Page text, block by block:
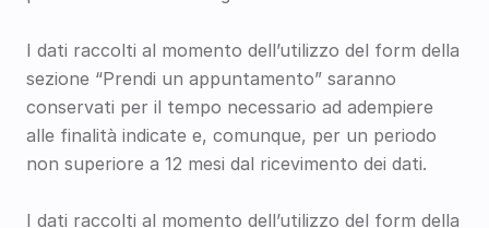
I dati raccolti al momento dell’utilizzo del form della
sezione “Prendi un appuntamento” saranno
conservati per il tempo necessario ad adempiere
alle finalità indicate e, comunque, per un periodo
non superiore a 12 mesi dal ricevimento dei dati.
I dati raccolti al momento dell’utilizzo del form della